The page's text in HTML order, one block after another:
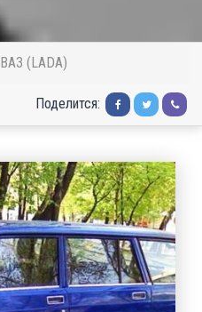
ВАЗ (LADA)
Поделится: